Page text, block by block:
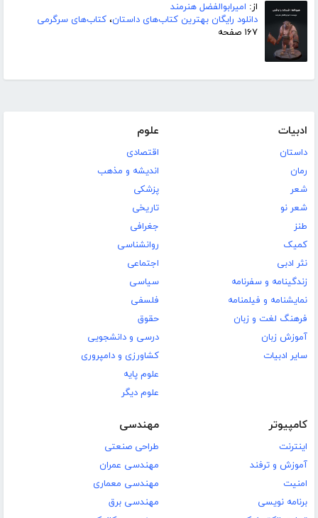
از: امیرابوالفضل هنرمند
دانلود رایگان بهترین کتاب‌های داستان، کتاب‌های سرگرمی
۱۶۷ صفحه
ادبیات
داستان
رمان
شعر
شعر نو
طنز
کمیک
نثر ادبی
زندگینامه و سفرنامه
نمایشنامه و فیلمنامه
فرهنگ لغت و زبان
آموزش زبان
سایر ادبیات
علوم
اقتصادی
اندیشه و مذهب
پزشکی
تاریخی
جغرافی
روانشناسی
اجتماعی
سیاسی
فلسفی
حقوق
درسی و دانشجویی
کشاورزی و دامپروری
علوم پایه
علوم دیگر
کامپیوتر
اینترنت
آموزش و ترفند
امنیت
برنامه نویسی
مهندسی
طراحی صنعتی
مهندسی عمران
مهندسی معماری
مهندسی برق